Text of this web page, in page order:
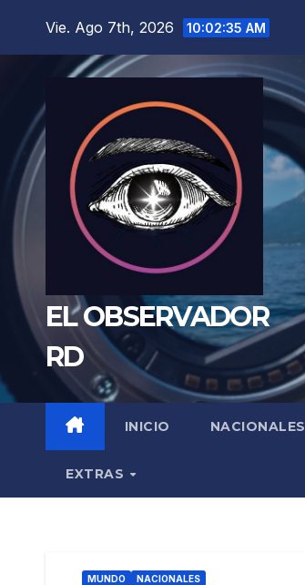
Vie. Ago 7th, 2026 10:02:37 AM
EL OBSERVADOR
RD
INICIO NACIONALES
EXTRAS
MUNDO NACIONALES